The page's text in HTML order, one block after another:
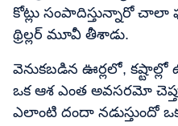
కోట్లు సంపాదిస్తున్నారో
థ్రిల్లర్ మూవీ తీశాడు.
వెనుకబడిన ఊర్లలో, కష్టాల్లో
ఒక ఆశ ఎంత అవసరమో
ఎలాంటి దందా నడుస్తుందో